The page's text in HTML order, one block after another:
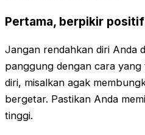
Pertama, berpikir
Jangan rendahkan diri Anda
panggung dengan cara
diri, misalkan agak
bergetar. Pastikan Anda
tinggi.